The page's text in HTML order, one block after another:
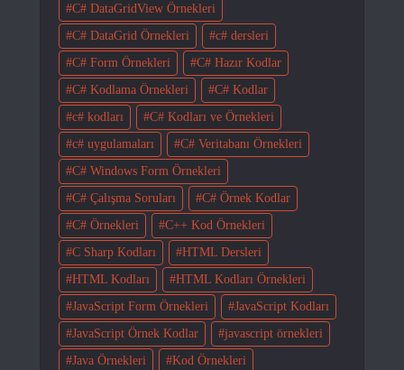
C# DataGridView Örnekleri
C# DataGrid Örnekleri
c# dersleri
C# Form Örnekleri
C# Hazır Kodlar
C# Kodlama Örnekleri
C# Kodlar
c# kodları
C# Kodları ve Örnekleri
c# uygulamaları
C# Veritabanı Örnekleri
C# Windows Form Örnekleri
C# Çalışma Soruları
C# Örnek Kodlar
C# Örnekleri
C++ Kod Örnekleri
C Sharp Kodları
HTML Dersleri
HTML Kodları
HTML Kodları Örnekleri
JavaScript Form Örnekleri
JavaScript Kodları
JavaScript Örnek Kodlar
javascript örnekleri
Java Örnekleri
Kod Örnekleri